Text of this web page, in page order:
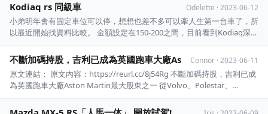
線上網頁開放沒多久就被搶光 那時我也好奇之後還會不會舉辦類似的活
動，以Toyo ...
Kodiaq rs 同級車 Odelette · 2023-06-12
小弟明年會有固定車位可以停，想想也差不多可以牽人生第一台車了，所
以最近開始找資料比較。 金額設定在150-200之間，目前看到Kodiaq深得
我心的原因是5+2偶爾需要載家人出遊能更彈性，與女友兩人露營二三排
打平載物空間很大甚至直接車宿，rs等級動力佳，內裝也是跑車座椅加縫
線。 想請問各位是否有差不多級距 ...
不斷加碼持股，吉利已成為英國跑車大廠As Connor · 2023-06-11
原文連結： 原文內容：https://reurl.cc/8j54Rg 不斷加碼持股，吉利已成
為英國跑車大廠Aston Martin最大股東之一 從Volvo、Polestar、
Lotus、Lynk andamp; Co、Zeekr、Geometry、London Electric
Vehicle Com ...